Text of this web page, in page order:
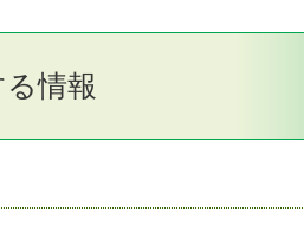
情報